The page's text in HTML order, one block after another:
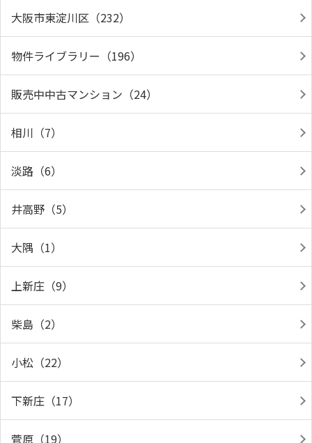
大阪市東淀川区（232）
物件ライブラリー（196）
販売中中古マンション（24）
相川（7）
淡路（6）
井高野（5）
大隅（1）
上新庄（9）
柴島（2）
小松（22）
下新庄（17）
菅原（19）